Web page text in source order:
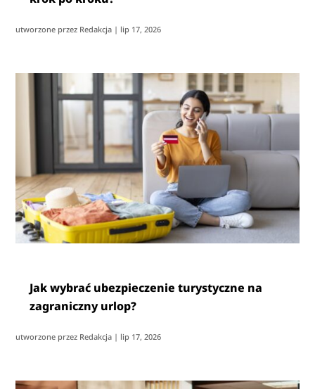
utworzone przez Redakcja | lip 17, 2026
Jak wybrać ubezpieczenie turystyczne na
zagraniczny urlop?
utworzone przez Redakcja | lip 17, 2026